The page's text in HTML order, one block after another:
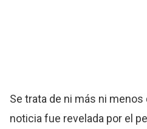
Se trata de ni más ni menos
noticia fue revelada por el